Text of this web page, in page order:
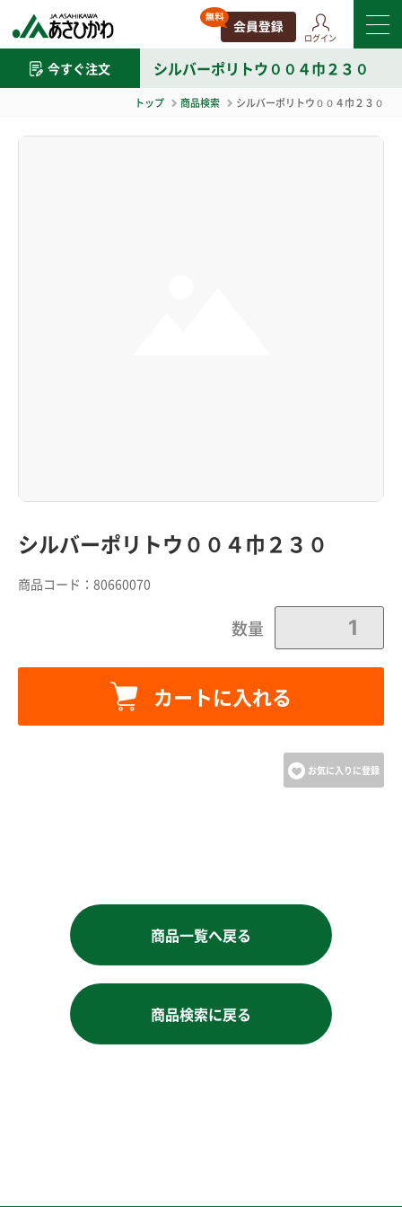
ログイン
今すぐ注文 シルバーポリトウ００４巾２３０
トップ 商品検索 シルバーポリトウ００４巾２３０
シルバーポリトウ００４巾２３０
商品コード： 80660070
数量
カートに入れる
カートに追加しました。
お気に入りに登録
商品一覧へ戻る
商品検索に戻る